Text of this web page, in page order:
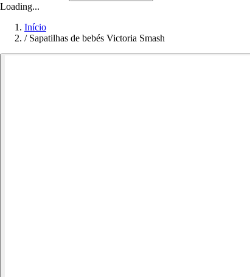
Loading...
Início
/ Sapatilhas de bebés Victoria Smash